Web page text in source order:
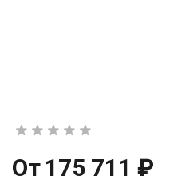
От 175 711 ₽